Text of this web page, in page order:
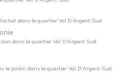
dans le quartierVal D'Argent Sud
dans le quartierVal D'Argent Sud
le jardin dans le quartierVal D'Argent Sud